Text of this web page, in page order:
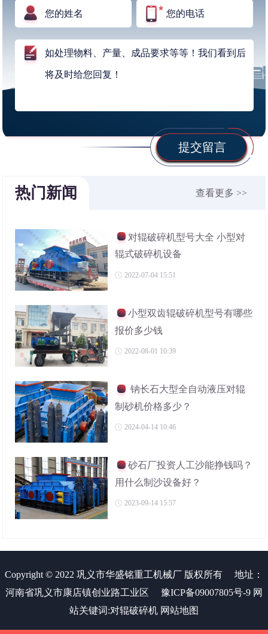
提交留言
热门新闻 查看更多 >>
对辊破碎机型号大全 小型对
辊式破碎机设备
2022-07-04 15:51
小型双齿辊破碎机型号有哪些
报价多少钱
2022-08-01 10:39
钠长石大型全自动液压对辊
制砂机价格多少？
2024-04-14 10:46
砂石厂投资人工沙能挣钱吗？
用什么制沙设备好？
2023-09-14 15:57
Copyright © 2022 巩义市华盛铭重工机械厂 版权所有
地址：
河南省巩义市康店镇创业路工业区
豫ICP备09007805号-9 网
站关键词:对辊破碎机 网站地图